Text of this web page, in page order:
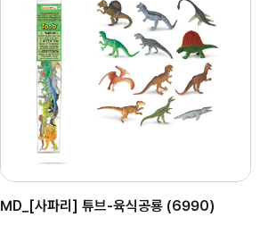
MD_[사파리] 튜브-육식공룡 (6990)